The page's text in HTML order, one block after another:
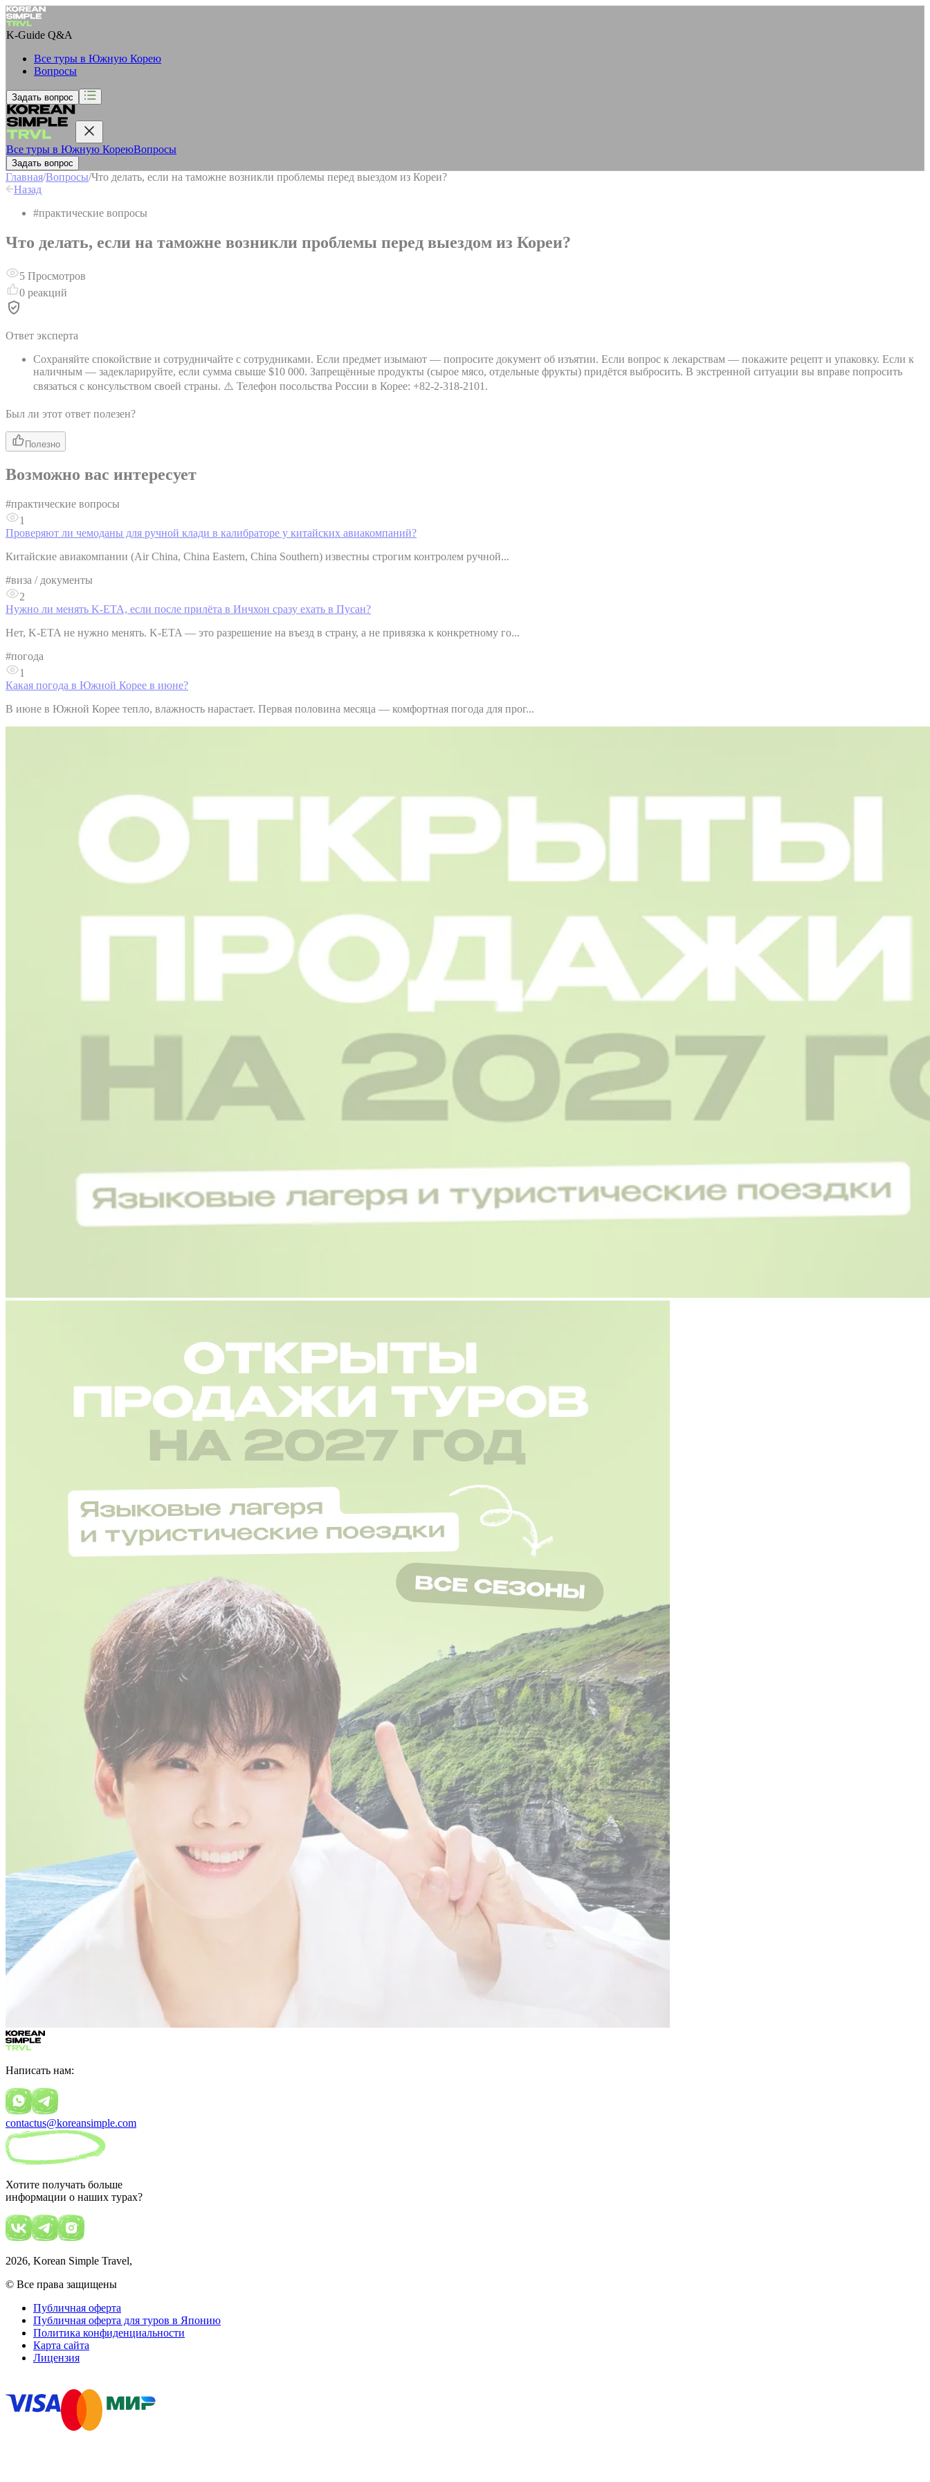
K-Guide Q&A
Все туры в Южную Корею
Вопросы
Задать вопрос
Все туры в Южную КореюВопросы
Задать вопрос
Главная/Вопросы/Что делать, если на таможне возникли проблемы перед выездом из Кореи?
Назад
#практические вопросы
Что делать, если на таможне возникли проблемы перед выездом из Кореи?
5 Просмотров
0 реакций
Ответ эксперта
Сохраняйте спокойствие и сотрудничайте с сотрудниками. Если предмет изымают — попросите документ об изъятии. Если вопрос к лекарствам — покажите рецепт и упаковку. Если к
наличным — задекларируйте, если сумма свыше $10 000. Запрещённые продукты (сырое мясо, отдельные фрукты) придётся выбросить. В экстренной ситуации вы вправе попросить
связаться с консульством своей страны. ⚠️ Телефон посольства России в Корее: +82-2-318-2101.
Был ли этот ответ полезен?
Полезно
Возможно вас интересует
#практические вопросы
1
Проверяют ли чемоданы для ручной клади в калибраторе у китайских авиакомпаний?
Китайские авиакомпании (Air China, China Eastern, China Southern) известны строгим контролем ручной...
#виза / документы
2
Нужно ли менять K-ETA, если после прилёта в Инчхон сразу ехать в Пусан?
Нет, K-ETA не нужно менять. K-ETA — это разрешение на въезд в страну, а не привязка к конкретному го...
#погода
1
Какая погода в Южной Корее в июне?
В июне в Южной Корее тепло, влажность нарастает. Первая половина месяца — комфортная погода для прог...
Написать нам:
contactus@koreansimple.com
Хотите получать больше
информации о наших турах?
2026, Korean Simple Travel,
© Все права защищены
Публичная оферта
Публичная оферта для туров в Японию
Политика конфиденциальности
Карта сайта
Лицензия